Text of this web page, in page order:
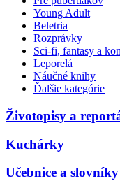
Young Adult
Beletria
Rozprávky
Sci-fi, fantasy a
Leporelá
Náučné knihy
Ďalšie kategórie
Životopisy a
Kuchárky
Učebnice a slovníky